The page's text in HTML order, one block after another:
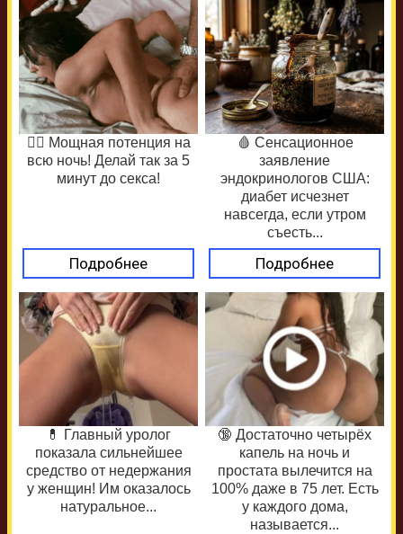
❤️‍🔥 Мощная потенция на
всю ночь! Делай так за 5
минут до секса!
Подробнее
🩸 Сенсационное
заявление
эндокринологов США:
диабет исчезнет
навсегда, если утром
съесть...
Подробнее
💊 Главный уролог
показала сильнейшее
средство от недержания
у женщин! Им оказалось
натуральное...
🔞 Достаточно четырёх
капель на ночь и
простата вылечится на
100% даже в 75 лет. Есть
у каждого дома,
называется...